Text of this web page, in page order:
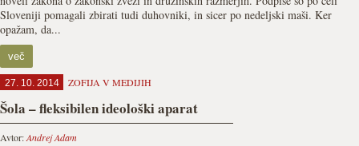
Sloveniji pomagali zbirati tudi duhovniki, in sicer po nedeljski maši. Ker
opažam, da...
več
27. 10. 2014 ZOFIJA V MEDIJIH
Šola – fleksibilen ideološki aparat
Avtor:Andrej Adam